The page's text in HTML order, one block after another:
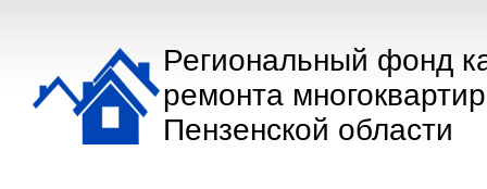
Региональный фонд
ремонта
Пензенской области